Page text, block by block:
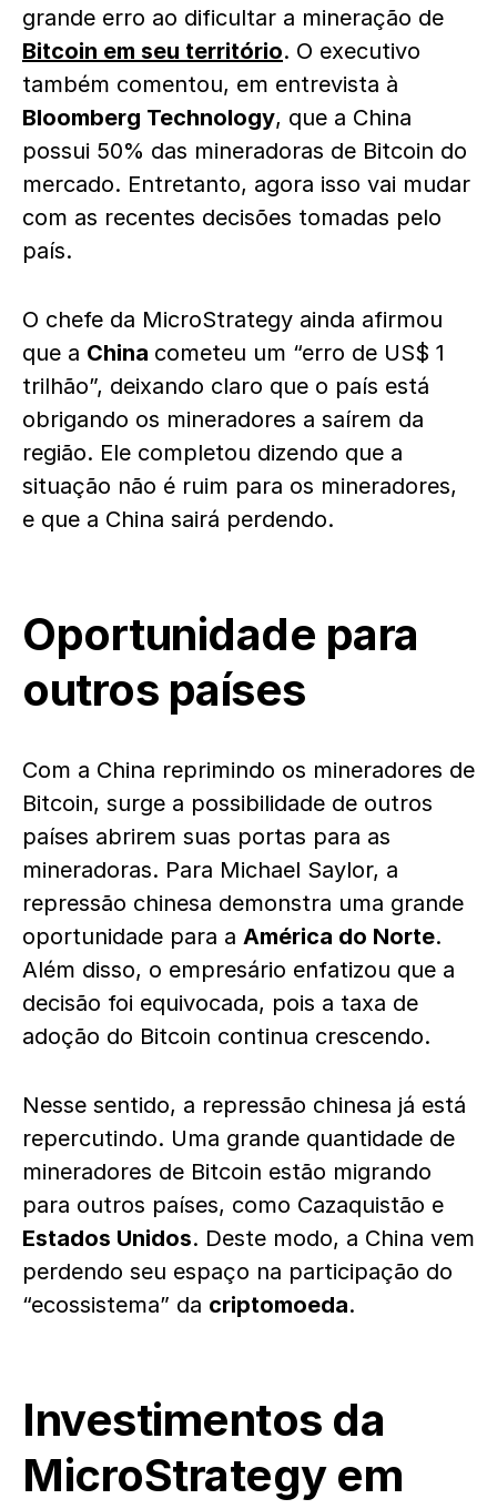
grande erro ao dificultar a mineração de
Bitcoin em seu território. O executivo
também comentou, em entrevista à
Bloomberg Technology, que a China
possui 50% das mineradoras de Bitcoin do
mercado. Entretanto, agora isso vai mudar
com as recentes decisões tomadas pelo
país.
O chefe da MicroStrategy ainda afirmou
que a China cometeu um “erro de US$ 1
trilhão”, deixando claro que o país está
obrigando os mineradores a saírem da
região. Ele completou dizendo que a
situação não é ruim para os mineradores,
e que a China sairá perdendo.
Oportunidade para
outros países
Com a China reprimindo os mineradores de
Bitcoin, surge a possibilidade de outros
países abrirem suas portas para as
mineradoras. Para Michael Saylor, a
repressão chinesa demonstra uma grande
oportunidade para a América do Norte.
Além disso, o empresário enfatizou que a
decisão foi equivocada, pois a taxa de
adoção do Bitcoin continua crescendo.
Nesse sentido, a repressão chinesa já está
repercutindo. Uma grande quantidade de
mineradores de Bitcoin estão migrando
para outros países, como Cazaquistão e
Estados Unidos. Deste modo, a China vem
perdendo seu espaço na participação do
“ecossistema” da criptomoeda.
Investimentos da
MicroStrategy em